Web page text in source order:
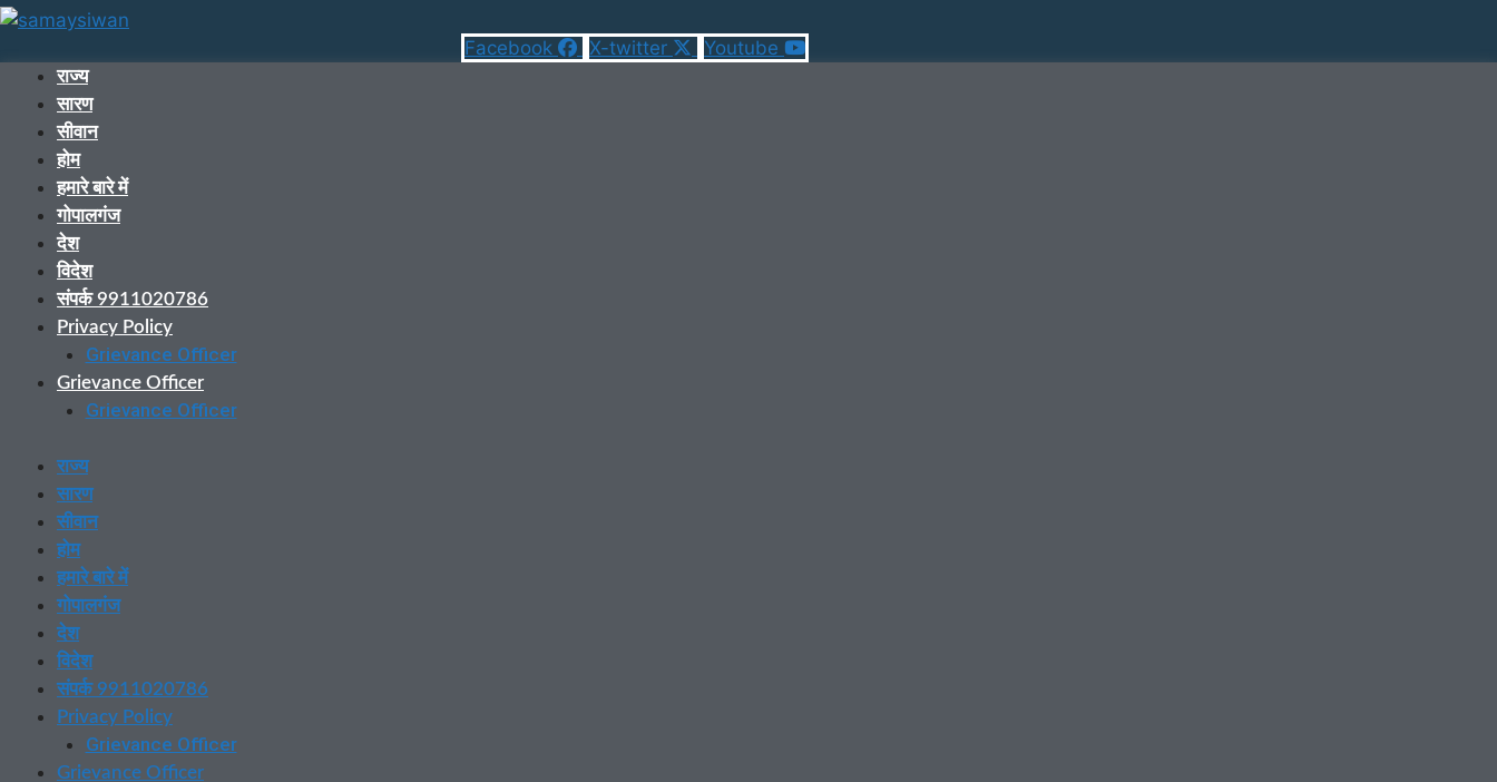
Facebook X-twitter Youtube
राज्य
सारण
सीवान
होम
हमारे बारे में
गोपालगंज
देश
विदेश
संपर्क 9911020786
Privacy Policy
Grievance Officer
Grievance Officer
Grievance Officer
राज्य
सारण
सीवान
होम
हमारे बारे में
गोपालगंज
देश
विदेश
संपर्क 9911020786
Privacy Policy
Grievance Officer
Grievance Officer